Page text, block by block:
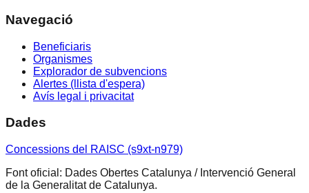
Navegació
Beneficiaris
Organismes
Explorador de subvencions
Alertes (llista d'espera)
Avís legal i privacitat
Dades
Concessions del RAISC (s9xt-n979)
Font oficial: Dades Obertes Catalunya / Intervenció General
de la Generalitat de Catalunya.